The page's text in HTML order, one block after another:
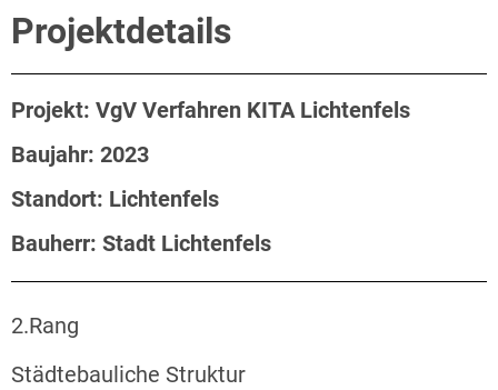
Projektdetails
Projekt: VgV Verfahren KITA Lichtenfels
Baujahr: 2023
Standort: Lichtenfels
Bauherr: Stadt Lichtenfels
2.Rang
Städtebauliche Struktur